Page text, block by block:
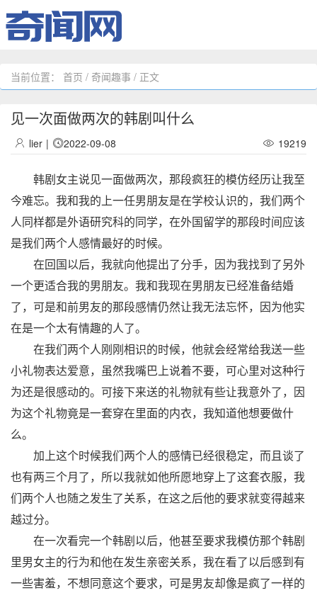
当前位置： 首页 / 奇闻趣事 / 正文
见一次面做两次的韩剧叫什么
lier | 2022-09-08 19219
韩剧女主说见一面做两次，那段疯狂的模仿经历让我至
今难忘。我和我的上一任男朋友是在学校认识的，我们两个
人同样都是外语研究科的同学，在外国留学的那段时间应该
是我们两个人感情最好的时候。
在回国以后，我就向他提出了分手，因为我找到了另外
一个更适合我的男朋友。我和我现在男朋友已经准备结婚
了，可是和前男友的那段感情仍然让我无法忘怀，因为他实
在是一个太有情趣的人了。
在我们两个人刚刚相识的时候，他就会经常给我送一些
小礼物表达爱意，虽然我嘴巴上说着不要，可心里对这种行
为还是很感动的。可接下来送的礼物就有些让我意外了，因
为这个礼物竟是一套穿在里面的内衣，我知道他想要做什
么。
加上这个时候我们两个人的感情已经很稳定，而且谈了
也有两三个月了，所以我就如他所愿地穿上了这套衣服，我
们两个人也随之发生了关系，在这之后他的要求就变得越来
越过分。
在一次看完一个韩剧以后，他甚至要求我模仿那个韩剧
里男女主的行为和他在发生亲密关系，我在看了以后感到有
一些害羞，不想同意这个要求，可是男友却像是疯了一样的